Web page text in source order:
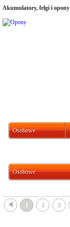
Akumulatory, felgi i opony
Osobowe
Osobowe
{ 1 2 3